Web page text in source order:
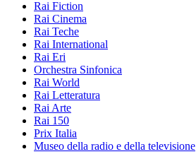
Rai Fiction
Rai Cinema
Rai Teche
Rai International
Rai Eri
Orchestra Sinfonica
Rai World
Rai Letteratura
Rai Arte
Rai 150
Prix Italia
Museo della radio e della televisione